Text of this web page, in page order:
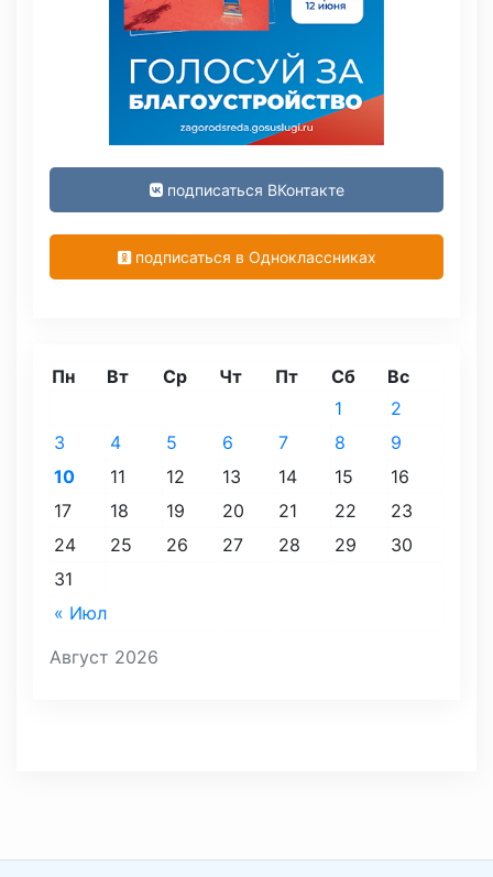
подписаться ВКонтакте
подписаться в Одноклассниках
Август 2026
Пн Вт Ср Чт Пт Сб Вс
« Июл
1
2
3
4 5 6 7 8
9
10
11 12 13 14 15
16
17
18 19 20 21 22
23
24
25 26 27 28 29
30
31